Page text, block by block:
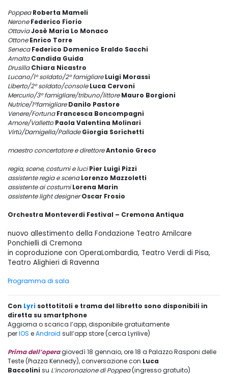
PoppeaRoberta Mameli
NeroneFederico Fiorio
OttaviaJosè Maria Lo Monaco
OttoneEnrico Torre
SenecaFederico Domenico Eraldo Sacchi
ArnaltaCandida Guida
DrusillaChiara Nicastro
Lucano/1° soldato/2° famigliareLuigi Morassi
Liberto/2° soldato/consoleLuca Cervoni
Mercurio/3° famigliare/tribuno/littoreMauro Borgioni
Nutrice/1°famigliareDanilo Pastore
Venere/FortunaFrancesca Boncompagni
Amore/Valletto Paola Valentina Molinari
Virtù/Damigella/PalladeGiorgia Sorichetti
maestro concertatore e direttoreAntonio Greco
regia, scene, costumi e luci Pier Luigi Pizzi
assistente regia e scenaLorenzo Mazzoletti
assistente ai costumiLorena Marin
assistente light designerOscar Frosio
Orchestra Monteverdi Festival – Cremona Antiqua
nuovo allestimento della Fondazione Teatro Amilcare
Ponchielli di Cremona
in coproduzione con OperaLombardia, Teatro Verdi di Pisa,
Teatro Alighieri di Ravenna
Programma di sala
Con Lyri sottotitoli e trama del libretto sono disponibili in
diretta su smartphone
Aggiorna o scarica l’app, disponibile gratuitamente
perIOS eAndroid sull’app store (cerca Lyrilive)
Prima dell’operagiovedì 18 gennaio, ore 18 a Palazzo Rasponi delle
Teste (Piazza Kennedy), conversazione con Luca
Baccolini su L’incoronazione di Poppea(ingresso gratuito)